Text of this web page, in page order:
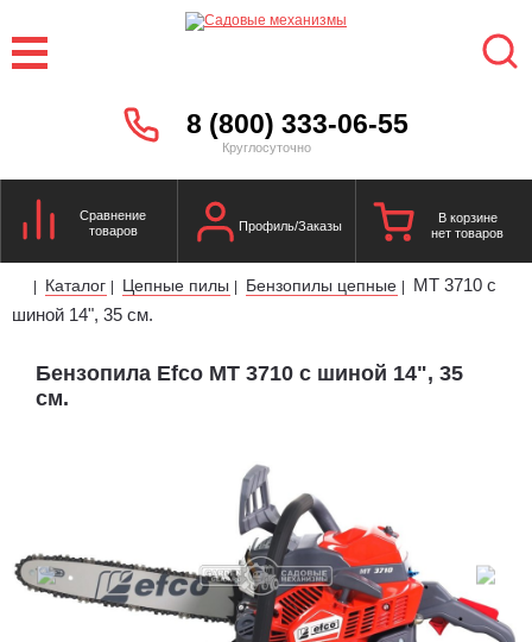
8 (800) 333-06-55
Круглосуточно
Сравнение
товаров
Профиль/Заказы
В корзине
нет товаров
| Каталог | Цепные пилы | Бензопилы цепные |
MT 3710 с
шиной 14", 35 см.
Бензопила Efco MT 3710 с шиной 14", 35
см.